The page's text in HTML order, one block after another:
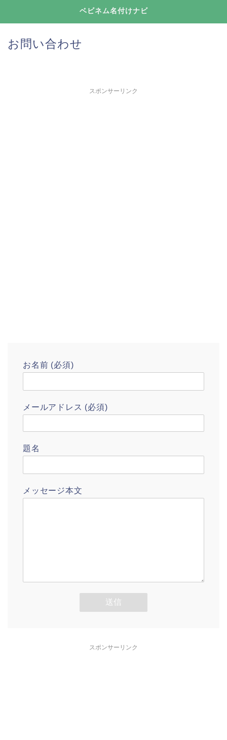
ベビネム名付けナビ
お問い合わせ
スポンサーリンク
お名前 (必須)
メールアドレス (必須)
題名
メッセージ本文
スポンサーリンク